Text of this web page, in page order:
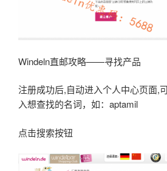
Windeln直邮攻略——寻找产品
注册成功后,自动进入个人中心页面,
入想查找的名词，如：aptamil
点击搜索按钮